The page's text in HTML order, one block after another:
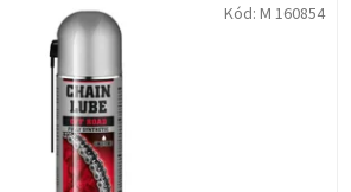
Kód: M 160854